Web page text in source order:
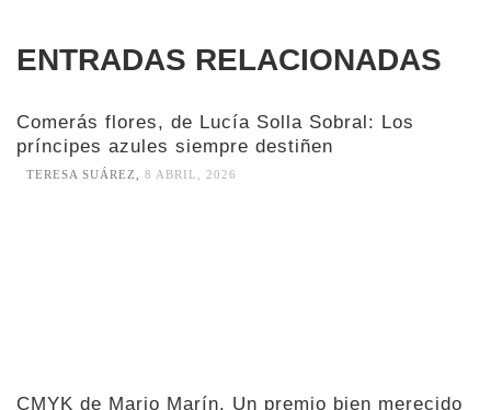
ENTRADAS RELACIONADAS
Comerás flores, de Lucía Solla Sobral: Los
príncipes azules siempre destiñen
TERESA SUÁREZ, 8 ABRIL, 2026
CMYK de Mario Marín. Un premio bien merecido